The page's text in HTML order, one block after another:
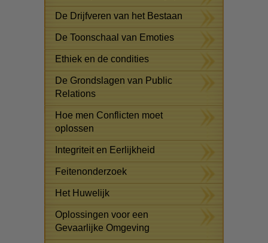
De Drijfveren van het Bestaan
De Toonschaal van Emoties
Ethiek en de condities
De Grondslagen van Public
Relations
Hoe men Conflicten moet
oplossen
Integriteit en Eerlijkheid
Feitenonderzoek
Het Huwelijk
Oplossingen voor een
Gevaarlijke Omgeving